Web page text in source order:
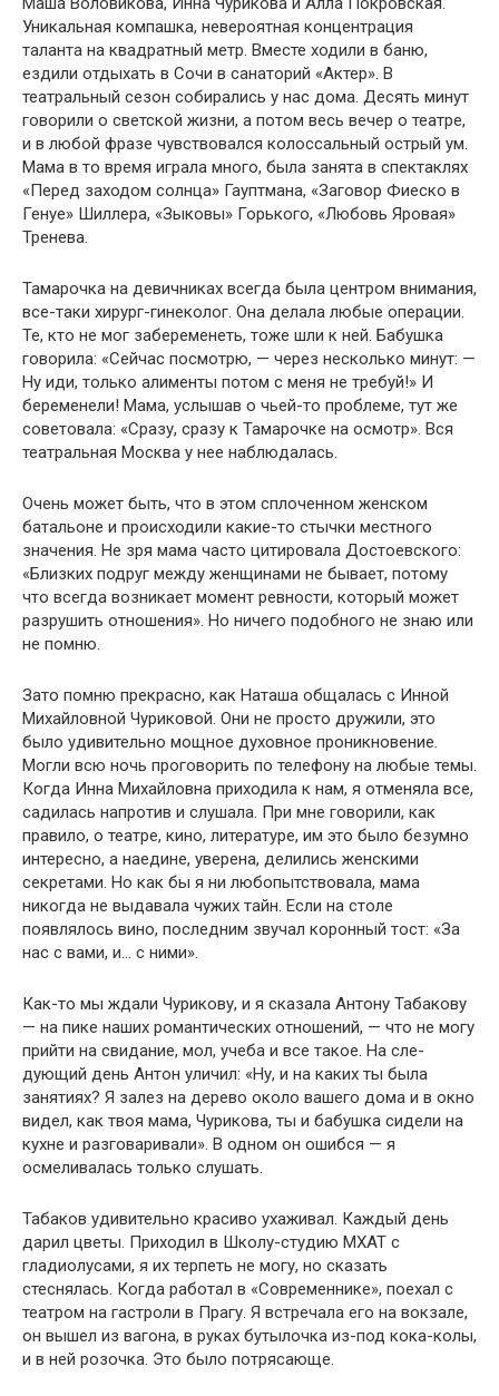
Уникальная компашка, невероятная концентрация
таланта на квадратный метр. Вместе ходили в баню,
ездили отдыхать в Сочи в санаторий «Актер». В
театральный сезон собирались у нас дома. Десять минут
говорили о светской жизни, а потом весь вечер о театре,
и в любой фразе чувствовался колоссальный острый ум.
Мама в то время играла много, была занята в спектаклях
«Перед заходом солнца» Гауптмана, «Заговор Фиеско в
Генуе» Шиллера, «Зыковы» Горького, «Любовь Яровая»
Тренева.
Тамарочка на девичниках всегда была центром внимания,
все-таки хирург-гинеколог. Она делала любые операции.
Те, кто не мог забеременеть, тоже шли к ней. Бабушка
говорила: «Сейчас посмотрю, — через несколько минут: —
Ну иди, только алименты потом с меня не требуй!» И
беременели! Мама, услышав о чьей-то проблеме, тут же
советовала: «Сразу, сразу к Тамарочке на осмотр». Вся
театральная Москва у нее наблюдалась.
Очень может быть, что в этом сплоченном женском
батальоне и происходили какие-то стычки местного
значения. Не зря мама часто цитировала Достоевского:
«Близких подруг между женщинами не бывает, потому
что всегда возникает момент ревности, который может
разрушить отношения». Но ничего подобного не знаю или
не помню.
Зато помню прекрасно, как Наташа общалась с Инной
Михайловной Чуриковой. Они не просто дружили, это
было удивительно мощное духовное проникновение.
Могли всю ночь проговорить по телефону на любые темы.
Когда Инна Михайловна приходила к нам, я отменяла все,
садилась напротив и слушала. При мне говорили, как
правило, о театре, кино, литературе, им это было безумно
интересно, а наедине, уверена, делились женскими
секретами. Но как бы я ни любопытствовала, мама
никогда не выдавала чужих тайн. Если на столе
появлялось вино, последним звучал коронный тост: «За
нас с вами, и… с ними».
Как-то мы ждали Чурикову, и я сказала Антону Табакову
— на пике наших романтических отношений, — что не могу
прийти на свидание, мол, учеба и все такое. На сле-
дующий день Антон уличил: «Ну, и на каких ты была
занятиях? Я залез на дерево около вашего дома и в окно
видел, как твоя мама, Чурикова, ты и бабушка сидели на
кухне и разговаривали». В одном он ошибся — я
осмеливалась только слушать.
Табаков удивительно красиво ухаживал. Каждый день
дарил цветы. Приходил в Школу-студию МХАТ с
гладиолусами, я их терпеть не могу, но сказать
стеснялась. Когда работал в «Современнике», поехал с
театром на гастроли в Прагу. Я встречала его на вокзале,
он вышел из вагона, в руках бутылочка из-под кока-колы,
и в ней розочка. Это было потрясающе.